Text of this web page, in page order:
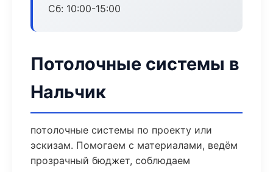
Сб: 10:00-15:00
Потолочные системы в
Нальчик
потолочные системы по проекту или
эскизам. Помогаем с материалами, ведём
прозрачный бюджет, соблюдаем